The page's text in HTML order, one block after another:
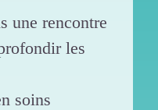
une rencontre
les
soins